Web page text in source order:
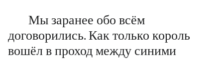
Мы заранее обо всём
договорились. Как только король
вошёл в проход между синими